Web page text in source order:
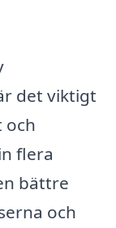
det viktigt
och
flera
bättre
och